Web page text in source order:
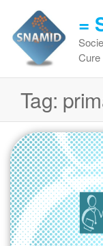
contenuto
=
Tag: